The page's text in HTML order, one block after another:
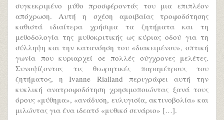
συγκεκριμένο μύθο προσφέροντάς του μια επιπλέον
απόχρωση. Αυτή η σχέση αμοιβαίας τροφοδότησης
καθιστά ιδιαίτερα χρήσιμα τα ζητήματα και τη
μεθοδολογία της μυθοκριτικής ως κύριας οδού για τη
σύλληψη και την κατανόηση του «διακειμένου», οπτική
γωνία που κυριαρχεί σε πολλές σύγχρονες μελέτες.
Συνοψίζοντας τις θεωρητικές παραμέτρους του
ζητήματος, η Ivanne Rialland περιγράφει αυτή την
κυκλική ανατροφοδότηση χρησιμοποιώντας ξανά τους
όρους «μύθημα», «ανάδυση, ευλυγισία, ακτινοβολία» και
μιλώντας για ένα ιδεατό «μυθικό σενάριο» […].